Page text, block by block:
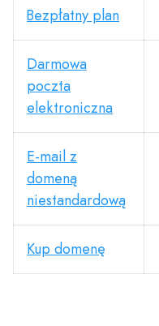
Bezpłatny plan
Darmowa
poczta
elektroniczna
E-mail z
domeną
niestandardową
Kup domenę